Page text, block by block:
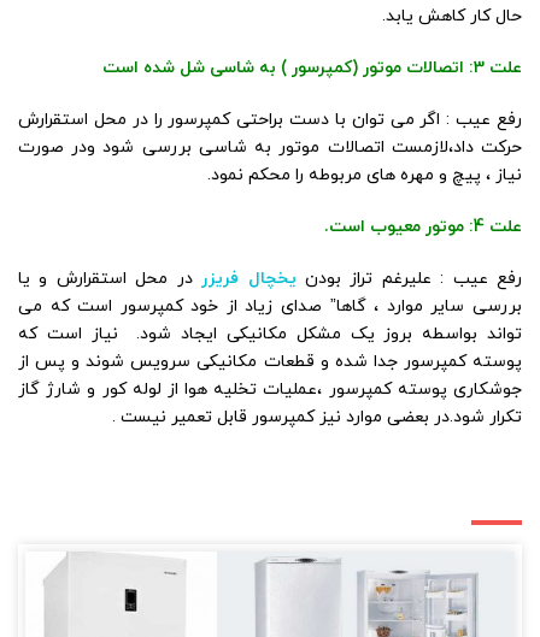
حال کار کاهش یابد.
علت 3: اتصالات موتور (کمپرسور ) به شاسی شل شده است
رفع عیب : اگر می توان با دست براحتی کمپرسور را در محل استقرارش
حرکت داد،لازمست اتصالات موتور به شاسی بررسی شود ودر صورت
نیاز ، پیچ و مهره های مربوطه را محکم نمود.
علت 4: موتور معیوب است.
رفع عیب : علیرغم تراز بودن یخچال فریزر در محل استقرارش و یا
بررسی سایر موارد ، گاها” صدای زیاد از خود کمپرسور است که می
تواند بواسطه بروز یک مشکل مکانیکی ایجاد شود. نیاز است که
پوسته کمپرسور جدا شده و قطعات مکانیکی سرویس شوند و پس از
جوشکاری پوسته کمپرسور ،عملیات تخلیه هوا از لوله کور و شارژ گاز
تکرار شود.در بعضی موارد نیز کمپرسور قابل تعمیر نیست .